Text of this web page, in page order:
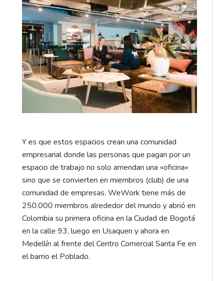
Y es que estos espacios crean una comunidad
empresarial donde las personas que pagan por un
espacio de trabajo no solo arriendan una «oficina»
sino que se convierten en miembros (club) de una
comunidad de empresas. WeWork tiene más de
250.000 miembros alrededor del mundo y abrió en
Colombia su primera oficina en la Ciudad de Bogotá
en la calle 93, luego en Usaquen y ahora en
Medellín al frente del Centro Comercial Santa Fe en
el barrio el Poblado.